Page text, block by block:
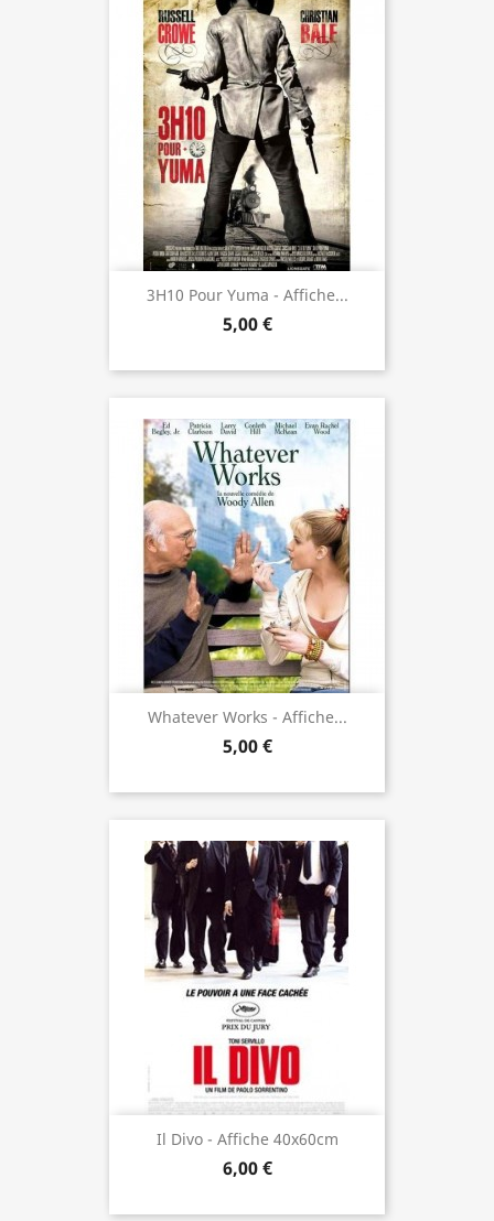
3H10 Pour Yuma - Affiche...
5,00 €
Whatever Works - Affiche...
5,00 €
Il Divo - Affiche 40x60cm
6,00 €